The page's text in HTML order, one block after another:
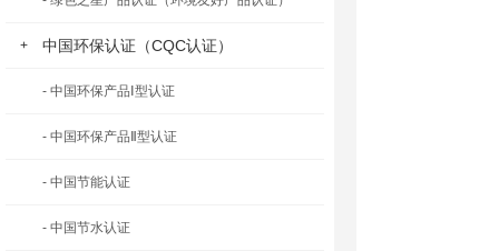
+ 中国环保认证（CQC认证）
- 中国环保产品Ⅰ型认证
- 中国环保产品Ⅱ型认证
- 中国节能认证
- 中国节水认证